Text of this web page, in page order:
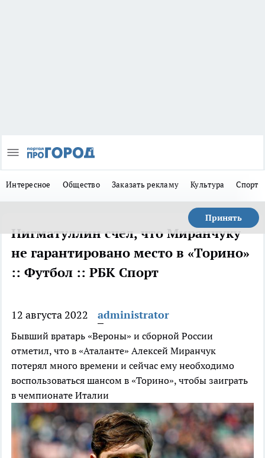
Интересное Общество Заказать рекламу Культура Спорт
Принять
Нигматуллин счел, что Миранчуку
не гарантировано место в «Торино»
:: Футбол :: РБК Спорт
12 августа 2022 administrator
Бывший вратарь «Вероны» и сборной России
отметил, что в «Аталанте» Алексей Миранчук
потерял много времени и сейчас ему необходимо
воспользоваться шансом в «Торино», чтобы заиграть
в чемпионате Италии